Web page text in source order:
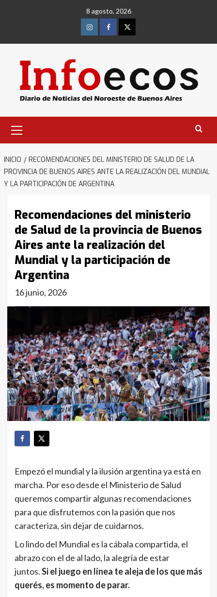
8 agosto, 2026
InstagramFacebookTwitter
primario
INICIO
RECOMENDACIONES DEL MINISTERIO DE SALUD DE LA
PROVINCIA DE BUENOS AIRES ANTE LA REALIZACIÓN DEL MUNDIAL
Y LA PARTICIPACIÓN DE ARGENTINA
Recomendaciones del ministerio
de Salud de la provincia de Buenos
Aires ante la realización del
Mundial y la participación de
Argentina
16 junio, 2026
Empezó el mundial y la ilusión argentina ya está en
marcha. Por eso desde el Ministerio de Salud
queremos compartir algunas recomendaciones
para que disfrutemos con la pasión que nos
caracteriza, sin dejar de cuidarnos.
Lo lindo del Mundial es la cábala compartida, el
abrazo con el de al lado, la alegría de estar
juntos.Si el juego en línea te aleja de los que más
querés, es momento de parar.